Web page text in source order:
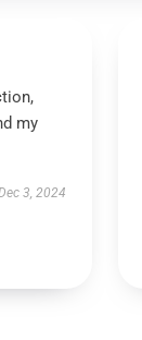
my
3, 2024